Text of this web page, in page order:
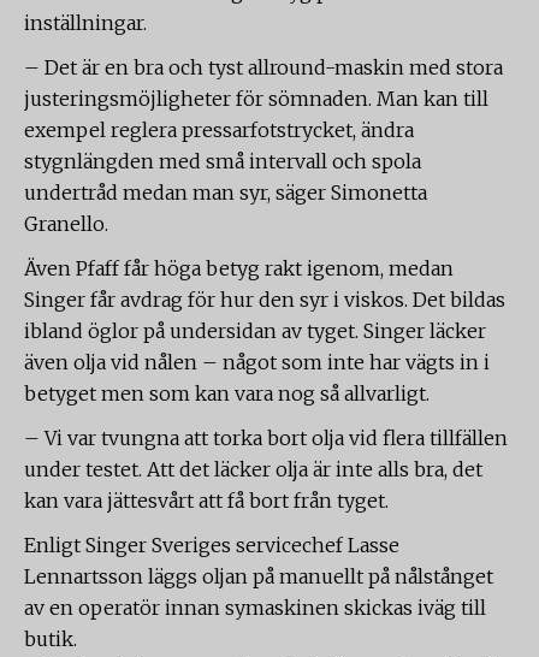
inställningar.
– Det är en bra och tyst allround-maskin med stora
justeringsmöjligheter för sömnaden. Man kan till
exempel reglera pressarfotstrycket, ändra
stygnlängden med små intervall och spola
undertråd medan man syr, säger Simonetta
Granello.
Även Pfaff får höga betyg rakt igenom, medan
Singer får avdrag för hur den syr i viskos. Det bildas
ibland öglor på undersidan av tyget. Singer läcker
även olja vid nålen – något som inte har vägts in i
betyget men som kan vara nog så allvarligt.
– Vi var tvungna att torka bort olja vid flera tillfällen
under testet. Att det läcker olja är inte alls bra, det
kan vara jättesvårt att få bort från tyget.
Enligt Singer Sveriges servicechef Lasse
Lennartsson läggs oljan på manuellt på nålstånget
av en operatör innan symaskinen skickas iväg till
butik.